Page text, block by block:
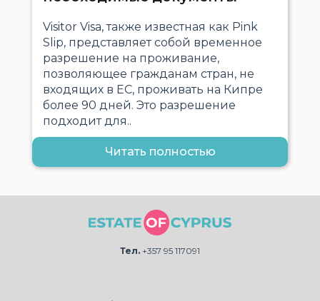
Visitor Visa, также известная как Pink
Slip, представляет собой временное
разрешение на проживание,
позволяющее гражданам стран, не
входящих в ЕС, проживать на Кипре
более 90 дней. Это разрешение
подходит для..
Читать полностью
Тел. +357 95 117091